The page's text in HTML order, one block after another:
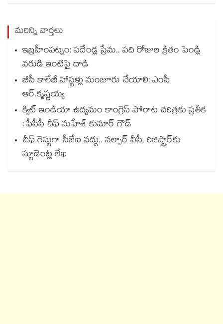
మరిన్ని వార్తలు
ఇబ్రహీంపట్నం: పదేండ్ల ప్రేమ.. పది రోజుల క్రితం పెండ్లి
వరుడి ఇంటిపై దాడి
బీసీ కాలేజీ హాస్టళ్లు మంజూరు చేయాలి: ఎంపీ
ఆర్.కృష్ణయ్య
క్విట్ ఇండియా ఉద్యమం కాంగ్రెస్ పోరాట చరిత్రకు ప్రతీక
: పీసీసీ చీఫ్‌‌‌‌ మహేశ్ కుమార్ గౌడ్
చీఫ్ గెస్టుగా సీజేఐ వద్దు.. నల్సార్ వీసీ, రిజిస్ట్రార్‌‌కు
స్టూడెంట్ల లేఖ